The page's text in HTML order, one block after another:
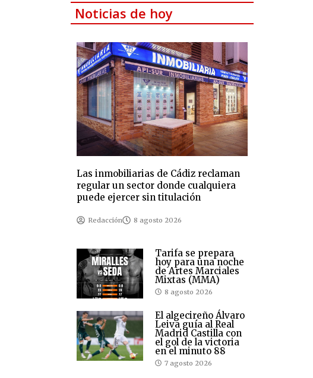
Noticias de hoy
Las inmobiliarias de Cádiz reclaman
regular un sector donde cualquiera
puede ejercer sin titulación
Redacción 8 agosto 2026
Tarifa se prepara
hoy para una noche
de Artes Marciales
Mixtas (MMA)
8 agosto 2026
El algecireño Álvaro
Leiva guía al Real
Madrid Castilla con
el gol de la victoria
en el minuto 88
7 agosto 2026